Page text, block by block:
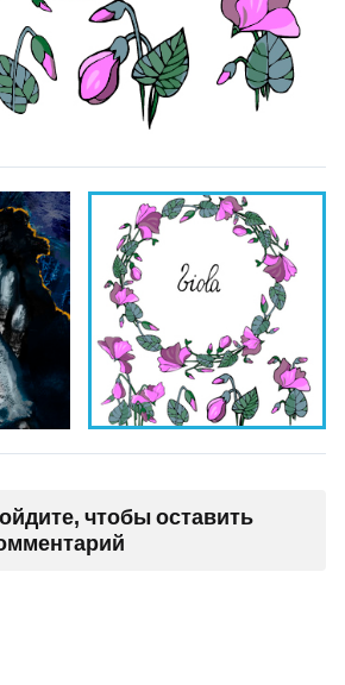
чтобы оставить